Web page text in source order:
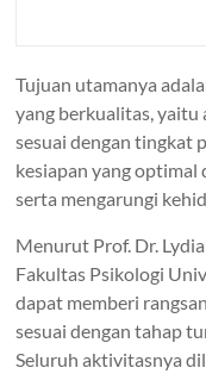
Tujuan utamanya
yang berkualitas, yaitu
sesuai dengan tingkat
kesiapan yang optimal
serta mengarungi
Menurut Prof. Dr.
Fakultas Psikologi
dapat memberi
sesuai dengan tahap
Seluruh aktivitasnya